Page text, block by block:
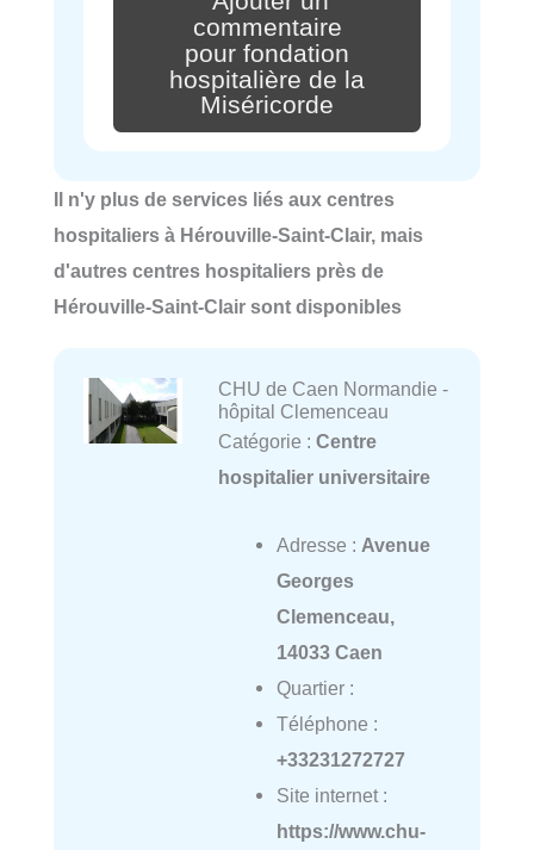
commentaire
pour fondation
hospitalière de la
Miséricorde
Il n'y plus de services liés aux centres
hospitaliers à Hérouville-Saint-Clair, mais
d'autres centres hospitaliers près de
Hérouville-Saint-Clair sont disponibles
CHU de Caen Normandie -
hôpital Clemenceau
Catégorie : Centre
hospitalier universitaire
Adresse : Avenue
Georges
Clemenceau,
14033 Caen
Quartier :
Téléphone :
+33231272727
Site internet :
https://www.chu-